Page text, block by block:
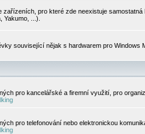
zařízeních, pro které zde neexistuje
Yakumo, ...).
související nějak s hardwarem pro Windows
pro kancelářské a firemní využití, pro
pro telefonování nebo elektronickou